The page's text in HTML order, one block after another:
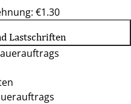
€1.30
Lastschriften